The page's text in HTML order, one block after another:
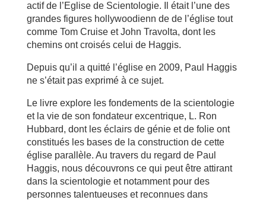
actif de l’Eglise de Scientologie. Il était l’une des
grandes figures hollywoodienn de de l’église tout
comme Tom Cruise et John Travolta, dont les
chemins ont croisés celui de Haggis.
Depuis qu’il a quitté l’église en 2009, Paul Haggis
ne s’était pas exprimé à ce sujet.
Le livre explore les fondements de la scientologie
et la vie de son fondateur excentrique, L. Ron
Hubbard, dont les éclairs de génie et de folie ont
constitués les bases de la construction de cette
église parallèle. Au travers du regard de Paul
Haggis, nous découvrons ce qui peut être attirant
dans la scientologie et notamment pour des
personnes talentueuses et reconnues dans